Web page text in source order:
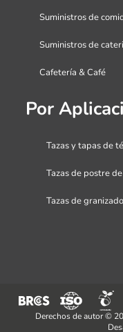
Suministros de
Suministros de
Cafetería & Café
Por
Tazas y tapas de
Tazas de postre
Tazas de
Derechos de autor ©